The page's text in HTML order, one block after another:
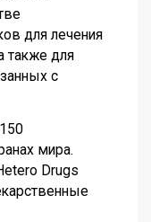
для лечения
также для
с
мира.
Drugs